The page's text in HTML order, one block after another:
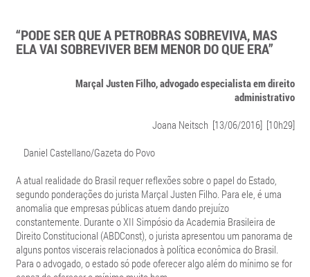
“PODE SER QUE A PETROBRAS SOBREVIVA, MAS
ELA VAI SOBREVIVER BEM MENOR DO QUE ERA”
Marçal Justen Filho, advogado especialista em direito
administrativo
Joana Neitsch [13/06/2016] [10h29]
Daniel Castellano/Gazeta do Povo
A atual realidade do Brasil requer reflexões sobre o papel do Estado,
segundo ponderações do jurista Marçal Justen Filho. Para ele, é uma
anomalia que empresas públicas atuem dando prejuízo
constantemente. Durante o XII Simpósio da Academia Brasileira de
Direito Constitucional (ABDConst), o jurista apresentou um panorama de
alguns pontos viscerais relacionados à política econômica do Brasil.
Para o advogado, o estado só pode oferecer algo além do mínimo se for